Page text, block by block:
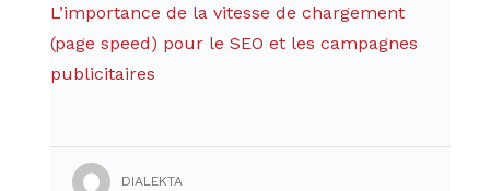
L’importance de la vitesse de chargement
(page speed) pour le SEO et les campagnes
publicitaires
DIALEKTA